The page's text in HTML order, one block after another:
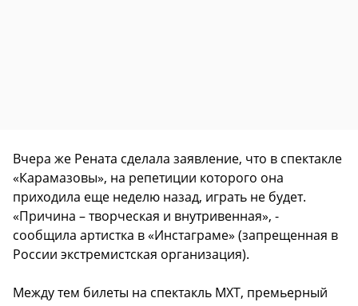
Вчера же Рената сделала заявление, что в спектакле
«Карамазовы», на репетиции которого она
приходила еще неделю назад, играть не будет.
«Причина – творческая и внутривенная», -
сообщила артистка в «Инстаграме» (запрещенная в
России экстремистская организация).
Между тем билеты на спектакль МХТ, премьерный